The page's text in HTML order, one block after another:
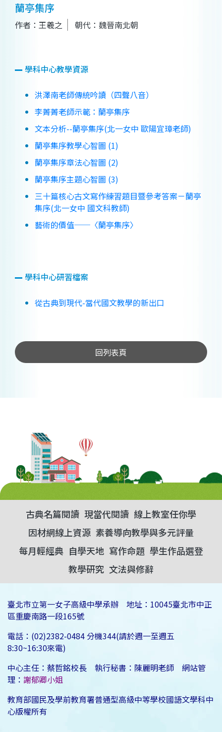
蘭亭集序
作者：王羲之 朝代：魏晉南北朝
學科中心教學資源
洪澤南老師傳統吟讀（四聲八音）
李菁菁老師示範：蘭亭集序
文本分析--蘭亭集序(北一女中 歐陽宜璋老師)
蘭亭集序教學心智圖 (1)
蘭亭集序章法心智圖 (2)
蘭亭集序主題心智圖 (3)
三十篇核心古文寫作練習題目暨參考答案－蘭亭
集序(北一女中 國文科教師)
藝術的價值──〈蘭亭集序〉
學科中心研習檔案
從古典到現代-當代國文教學的新出口
回列表頁
古典名篇閱讀 現當代閱讀 線上教室任你學
因材網線上資源 素養導向教學與多元評量
每月輕經典 自學天地 寫作命題 學生作品選登
教學研究 文法與修辭
臺北市立第一女子高級中學承辦 地址：10045臺北市中正
區重慶南路一段165號
電話：(02)2382-0484 分機344(請於週一至週五
8:30~16:30來電)
中心主任：蔡哲銘校長 執行秘書：陳麗明老師 網站管
理： 謝郁卿小姐
教育部國民及學前教育署普通型高級中等學校國語文學科中
心版權所有